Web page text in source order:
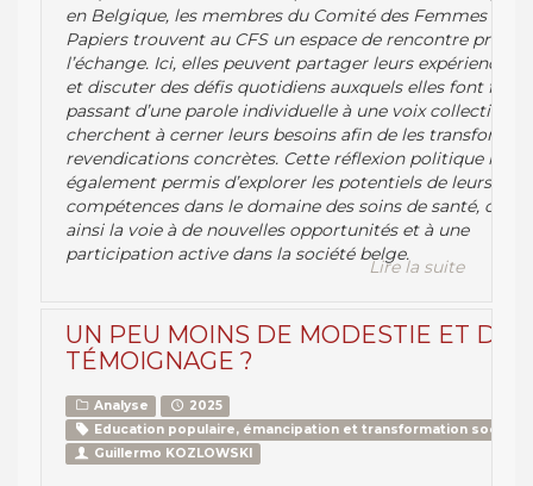
en Belgique, les membres du Comité des Femmes
Papiers trouvent au CFS un espace de rencontre
l’échange. Ici, elles peuvent partager leurs expériences
et discuter des défis quotidiens auxquels elles font face.
passant d’une parole individuelle à une voix collective,
cherchent à cerner leurs besoins afin de les transformer
revendications concrètes. Cette réflexion politique leur a
également permis d’explorer les potentiels de leurs
compétences dans le domaine des soins de santé,
ainsi la voie à de nouvelles opportunités et à une
participation active dans la société belge.
Lire la suite
UN PEU MOINS DE MODESTIE ET DE
TÉMOIGNAGE ?
Analyse
2025
Education populaire, émancipation et transformation sociale
Guillermo KOZLOWSKI